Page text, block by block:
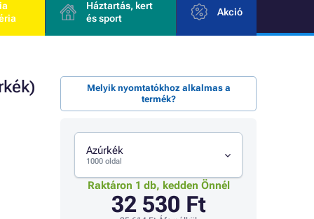
Háztartás, kert
és sport
Akció
Melyik nyomtatókhoz alkalmas a
termék?
Azúrkék
1000 oldal
Raktáron 1 db, kedden Önnél
32 530 Ft